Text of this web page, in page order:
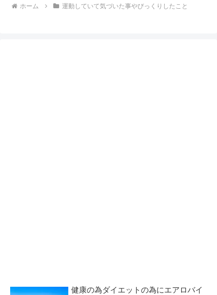
ホーム 運動していて気づいた事やびっくりしたこと
健康の為ダイエットの為にエアロバイ